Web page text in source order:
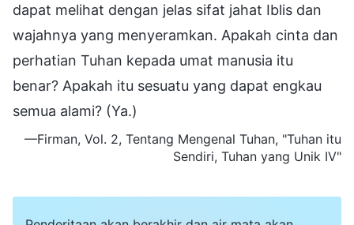
dapat melihat dengan jelas sifat jahat Iblis dan
wajahnya yang menyeramkan. Apakah cinta dan
perhatian Tuhan kepada umat manusia itu
benar? Apakah itu sesuatu yang dapat engkau
semua alami? (Ya.)
—Firman, Vol. 2, Tentang Mengenal Tuhan, "Tuhan itu
Sendiri, Tuhan yang Unik IV"